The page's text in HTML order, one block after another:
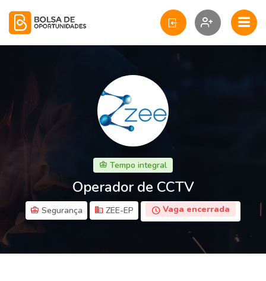
Tempo integral
Operador de CCTV
Segurança ZEE-EP Vaga encerrada